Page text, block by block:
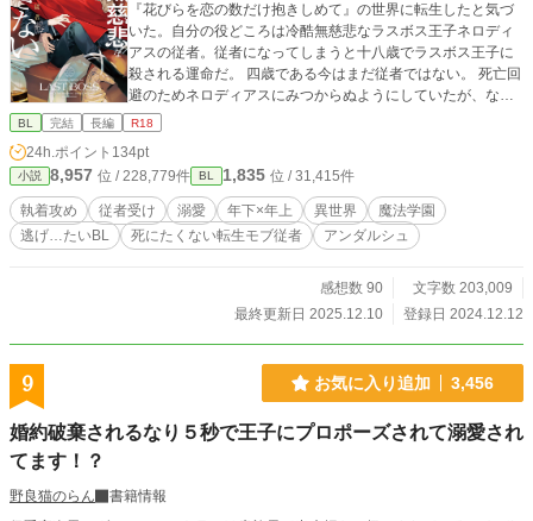
『花びらを恋の数だけ抱きしめて』の世界に転生したと気づ
いた。自分の役どころは冷酷無慈悲なラスボス王子ネロディ
アスの従者。従者になってしまうと十八歳でラスボス王子に
殺される運命だ。 四歳である今はまだ従者ではない。 死亡回
避のためネロディアスにみつからぬようにしていたが、なぜ
かうまくいかないし、その上婚約することにもなってしまっ
す。だけど家の事情で断れない。 こうなったら婚約も従者契
約も撤回するよう王子を説得しよう！ そう思ったノワールは
なんとか策を練るのだが、ネロディアスは撤回どころかもっ
と執着してきてーー！？ クールで理論派、ラスボスからなん
とか逃げたいモブ従者のノワールと、そんな従者を絶対逃が
BL 完結 長編 R18
24h.ポイント 134pt
小説 8,957 位 / 228,779件 BL 1,835 位 / 31,415件
執着攻め 従者受け 溺愛 年下×年上 異世界
魔法学園
逃げ…たいBL
死にたくない転生モブ従者 アンダルシュ
感想数 90
文字数 203,009
最終更新日 2025.12.10
登録日 2024.12.12
9 お気に入り追加 3,456
婚約破棄されるなり５秒で王子にプロポーズされて溺愛され
てます！？
野良猫のらん
書籍情報